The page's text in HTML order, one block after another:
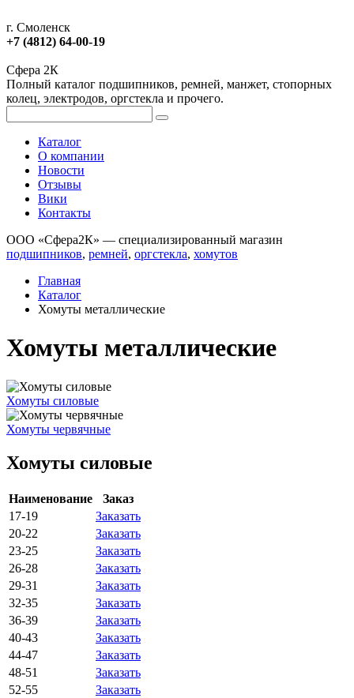
г. Смоленск
+7 (4812) 64-00-19
Сфера 2К
Полный каталог подшипников, ремней, манжет, стопорных
колец, электродов, оргстекла и прочего.
Каталог
О компании
Новости
Отзывы
Вики
Контакты
ООО «Сфера2К» — специализированный магазин
подшипников, ремней, оргстекла, хомутов
Главная
Каталог
Хомуты металлические
Хомуты металлические
Хомуты силовые
Хомуты червячные
Хомуты силовые
Наименование
Заказ
17-19
Заказать
20-22
Заказать
23-25
Заказать
26-28
Заказать
29-31
Заказать
32-35
Заказать
36-39
Заказать
40-43
Заказать
44-47
Заказать
48-51
Заказать
52-55
Заказать